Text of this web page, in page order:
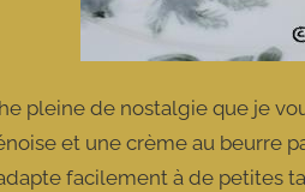
pleine de nostalgie que je
et une crème au beurre
facilement à de petites